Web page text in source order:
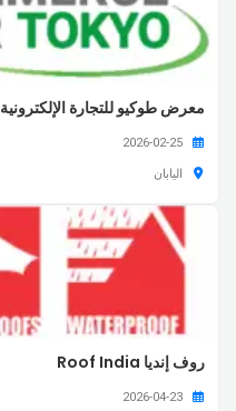
معرض طوكيو للتجارة الإلكترونية eCommerce Fair Tokyo
اليابان
روف إنديا Roof India